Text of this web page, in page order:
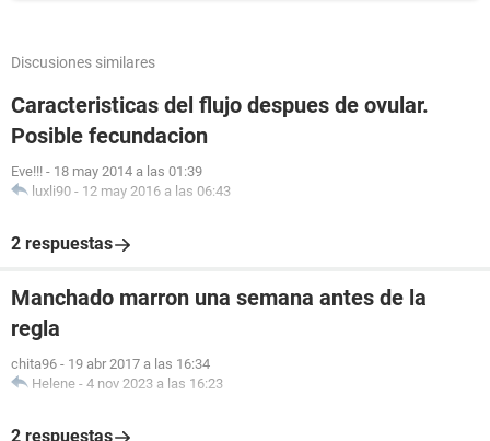
Discusiones similares
Caracteristicas del flujo despues de ovular.
Posible fecundacion
Eve!!! - 18 may 2014 a las 01:39
luxli90 - 12 may 2016 a las 06:43
2 respuestas
Manchado marron una semana antes de la
regla
chita96 - 19 abr 2017 a las 16:34
Helene - 4 nov 2023 a las 16:23
2 respuestas